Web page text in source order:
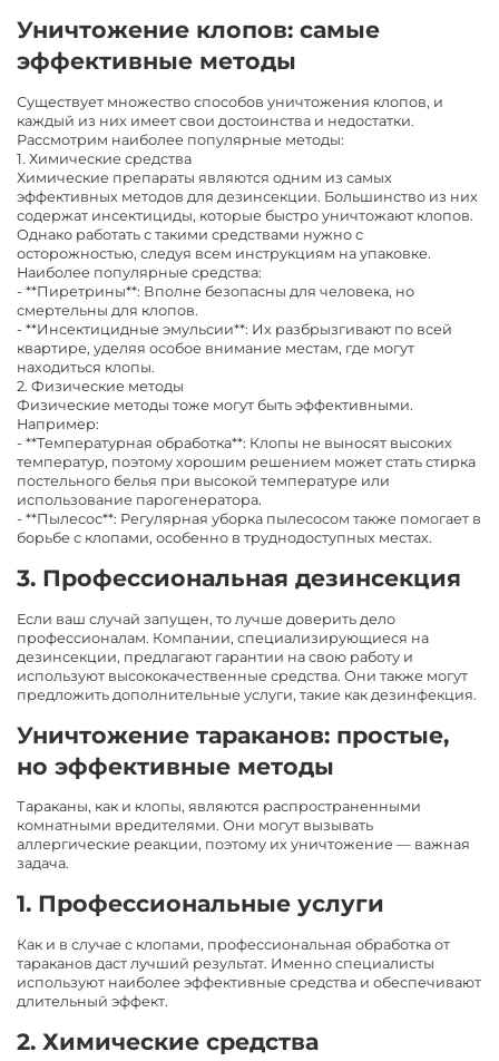
Уничтожение клопов: самые
эффективные методы
Существует множество способов уничтожения клопов, и
каждый из них имеет свои достоинства и недостатки.
Рассмотрим наиболее популярные методы:
1. Химические средства
Химические препараты являются одним из самых
эффективных методов для дезинсекции. Большинство из них
содержат инсектициды, которые быстро уничтожают клопов.
Однако работать с такими средствами нужно с
осторожностью, следуя всем инструкциям на упаковке.
Наиболее популярные средства:
- **Пиретрины**: Вполне безопасны для человека, но
смертельны для клопов.
- **Инсектицидные эмульсии**: Их разбрызгивают по всей
квартире, уделяя особое внимание местам, где могут
находиться клопы.
2. Физические методы
Физические методы тоже могут быть эффективными.
Например:
- **Температурная обработка**: Клопы не выносят высоких
температур, поэтому хорошим решением может стать стирка
постельного белья при высокой температуре или
использование парогенератора.
- **Пылесос**: Регулярная уборка пылесосом также помогает в
борьбе с клопами, особенно в труднодоступных местах.
3. Профессиональная дезинсекция
Если ваш случай запущен, то лучше доверить дело
профессионалам. Компании, специализирующиеся на
дезинсекции, предлагают гарантии на свою работу и
используют высококачественные средства. Они также могут
предложить дополнительные услуги, такие как дезинфекция.
Уничтожение тараканов: простые,
но эффективные методы
Тараканы, как и клопы, являются распространенными
комнатными вредителями. Они могут вызывать
аллергические реакции, поэтому их уничтожение — важная
задача.
1. Профессиональные услуги
Как и в случае с клопами, профессиональная обработка от
тараканов даст лучший результат. Именно специалисты
используют наиболее эффективные средства и обеспечивают
длительный эффект.
2. Химические средства